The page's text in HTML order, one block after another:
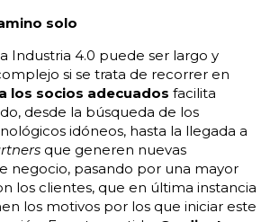
solo
Industria 4.0 puede ser largo y
si se trata de recorrer en
los socios adecuados facilita
desde la búsqueda de los
idóneos, hasta la llegada a
que generen nuevas
negocio, pasando por una mayor
los clientes, que en última instancia
los motivos por los que iniciar este